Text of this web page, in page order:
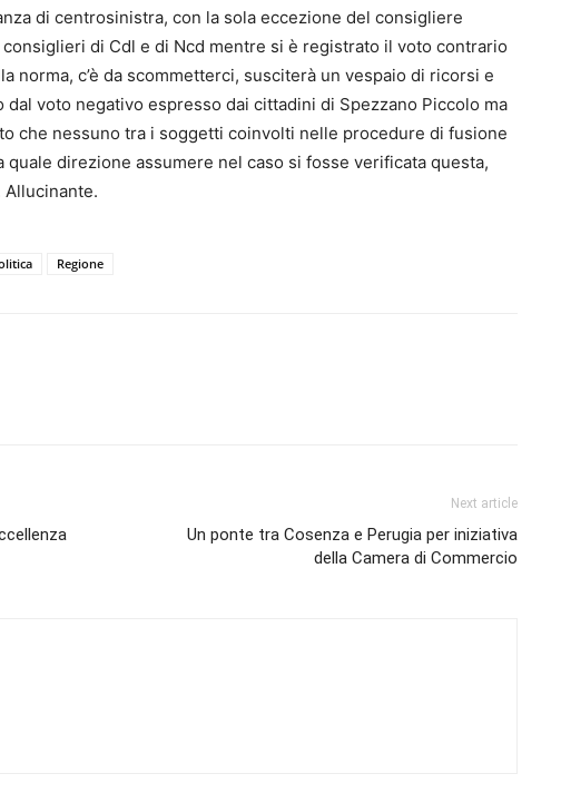
di centrosinistra, con la sola eccezione del consigliere
di Cdl e di Ncd mentre si è registrato il voto contrario
norma, c’è da scommetterci, susciterà un vespaio di ricorsi e
voto negativo espresso dai cittadini di Spezzano Piccolo ma
che nessuno tra i soggetti coinvolti nelle procedure di fusione
quale direzione assumere nel caso si fosse verificata questa,
Allucinante.
Regione
Next article
Un ponte tra Cosenza e Perugia per iniziativa
della Camera di Commercio